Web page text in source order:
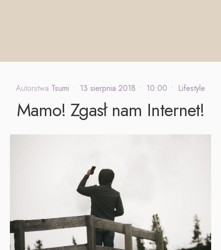
Autorstwa Tsumi • 13 sierpnia 2018 • 10:00 • Lifestyle
Mamo! Zgasł nam Internet!